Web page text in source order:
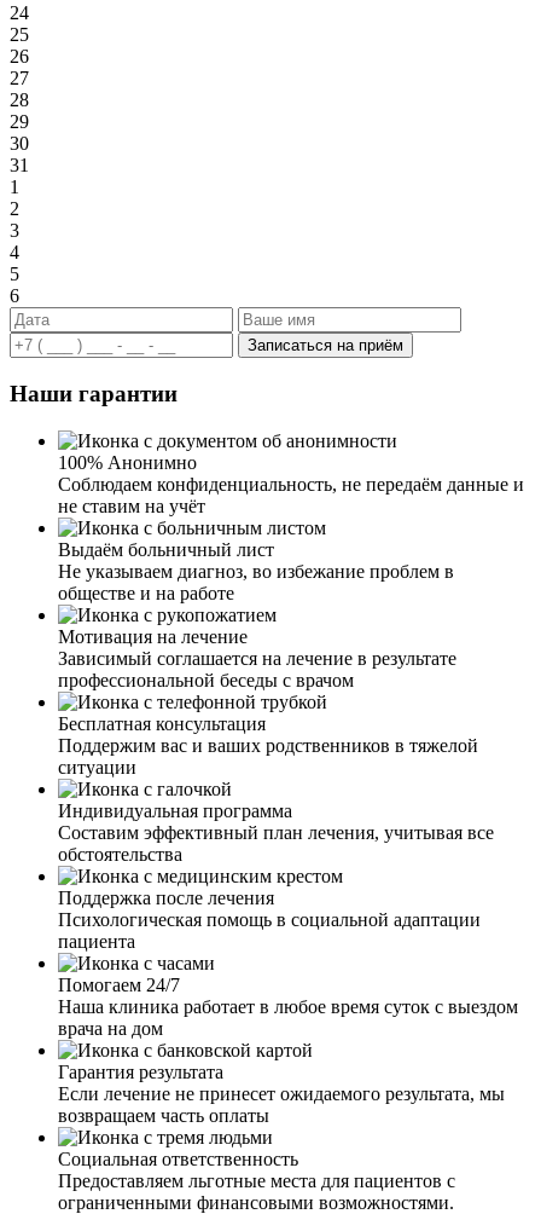
24
25
26
27
28
29
30
31
1
2
3
4
5
6
Записаться на приём
Наши гарантии
100% Анонимно
Соблюдаем конфиденциальность, не передаём данные и
не ставим на учёт
Выдаём больничный лист
Не указываем диагноз, во избежание проблем в
обществе и на работе
Мотивация на лечение
Зависимый соглашается на лечение в результате
профессиональной беседы с врачом
Бесплатная консультация
Поддержим вас и ваших родственников в тяжелой
ситуации
Индивидуальная программа
Составим эффективный план лечения, учитывая все
обстоятельства
Поддержка после лечения
Психологическая помощь в социальной адаптации
пациента
Помогаем 24/7
Наша клиника работает в любое время суток с выездом
врача на дом
Гарантия результата
Если лечение не принесет ожидаемого результата, мы
возвращаем часть оплаты
Социальная ответственность
Предоставляем льготные места для пациентов с
ограниченными финансовыми возможностями.